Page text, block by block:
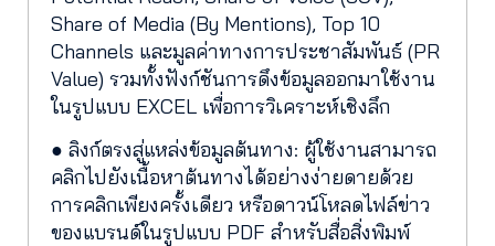
Share of Media (By Mentions), Top 10
Channels และมูลค่าทางการประชาสัมพันธ์ (PR
Value) รวมทั้งฟังก์ชันการดึงข้อมูลออกมาใช้งาน
ในรูปแบบ EXCEL เพื่อการวิเคราะห์เชิงลึก
● ลิงก์ตรงสู่แหล่งข้อมูลต้นทาง: ผู้ใช้งานสามารถ
คลิกไปยังเนื้อหาต้นทางได้อย่างง่ายดายด้วย
การคลิกเพียงครั้งเดียว หรือดาวน์โหลดไฟล์ข่าว
ของแบรนด์ในรูปแบบ PDF สำหรับสื่อสิ่งพิมพ์